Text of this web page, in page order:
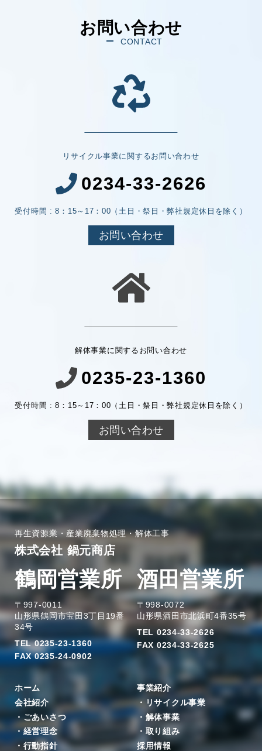
お問い合わせ
CONTACT
リサイクル事業に関するお問い合わせ
0234-33-2626
受付時間 : 8：15～17：00（土日・祭日・弊社規定休日を除く）
お問い合わせ
解体事業に関するお問い合わせ
0235-23-1360
受付時間 : 8：15～17：00（土日・祭日・弊社規定休日を除く）
お問い合わせ
再生資源業・産業廃棄物処理・解体工事
株式会社 鍋元商店
鶴岡営業所
〒997-0011
山形県鶴岡市宝田3丁目19番
34号
TEL 0235-23-1360
FAX 0235-24-0902
酒田営業所
〒998-0072
山形県酒田市北浜町4番35号
TEL 0234-33-2626
FAX 0234-33-2625
ホーム
会社紹介
・ごあいさつ
・経営理念
・行動指針
事業紹介
・リサイクル事業
・解体事業
・取り組み
採用情報